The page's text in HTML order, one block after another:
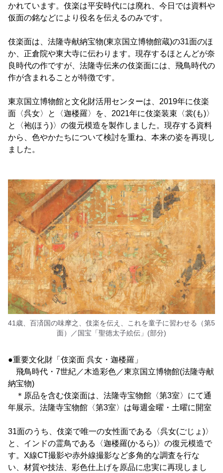
かれています。伎楽は平安時代には廃れ、今日では資料や
仮面の銘などにより役名を伝えるのみです。
伎楽面は、法隆寺献納宝物(東京国立博物館蔵)の31面のほ
か、正倉院や東大寺に伝わります。現存するほとんどが奈
良時代の作ですが、法隆寺伝来の伎楽面には、飛鳥時代の
作が含まれることが特徴です。
東京国立博物館と文化財活用センターは、2019年に伎楽
面〈呉女〉と〈迦楼羅〉を、2021年に伎楽装束〈裳(も)〉
と〈袍(ほう)〉の復元模造を製作しました。現存する資料
から、色やかたちについて検討を重ね、本来の姿を再現し
ました。
41歳、百済国の味摩之、伎楽を伝え、これを童子に習わせる（第5
面）／国宝「聖徳太子絵伝」(部分)
●重要文化財「伎楽面 呉女・迦楼羅」
飛鳥時代・7世紀／木造彩色／東京国立博物館(法隆寺献
納宝物)
＊原品を含む伎楽面は、法隆寺宝物館〈第3室〉にて通
年展示。法隆寺宝物館〈第3室〉は毎週金曜・土曜に開室
31面のうち、伎楽で唯一の女性面である〈呉女(ごじょ)〉
と、インドの霊鳥である〈迦楼羅(かるら)〉の復元模造で
す。X線CT撮影や赤外線撮影など多角的な調査を行な
い、材質や技法、彩色仕上げを原品に忠実に再現しまし